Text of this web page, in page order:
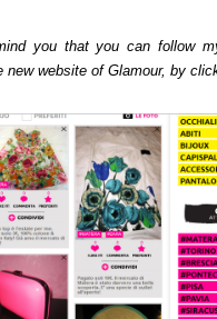
you that you can follow
new website of Glamour, by